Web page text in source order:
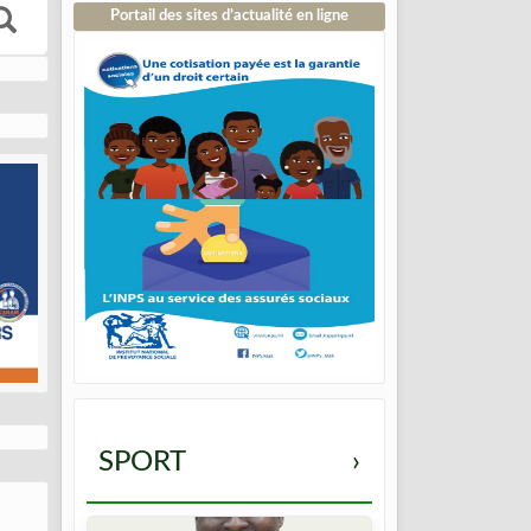
Portail des sites d’actualité en ligne
SPORT ›